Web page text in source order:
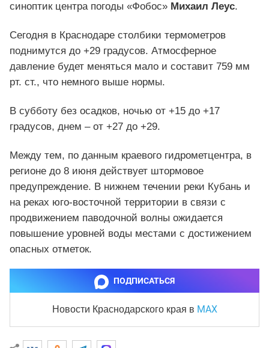
синоптик центра погоды «Фобос» Михаил Леус.
Сегодня в Краснодаре столбики термометров
поднимутся до +29 градусов. Атмосферное
давление будет меняться мало и составит 759 мм
рт. ст., что немного выше нормы.
В субботу без осадков, ночью от +15 до +17
градусов, днем – от +27 до +29.
Между тем, по данным краевого гидрометцентра, в
регионе до 8 июня действует штормовое
предупреждение. В нижнем течении реки Кубань и
на реках юго-восточной территории в связи с
продвижением паводочной волны ожидается
повышение уровней воды местами с достижением
опасных отметок.
ПОДПИСАТЬСЯ
Новости Краснодарского края в MAX